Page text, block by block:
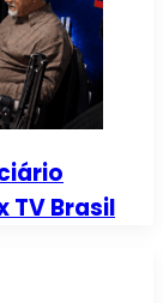
TV Brasil